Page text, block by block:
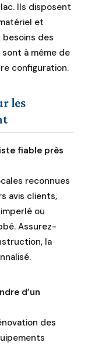
Ils disposent
et
des
à même de
configuration.
les
fiable près
reconnues
avis clients,
ou
Assurez-
la
d’un
des